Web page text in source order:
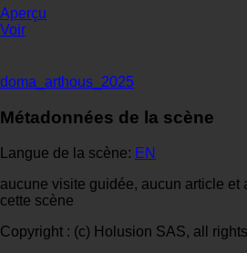
Aperçu
Voir
doma_arthous_2025
Métadonnées de la scène
Langue de la scène: EN
aucune visite guidée, aucun article et
cette scène
Copyright : (c) Holusion SAS, all